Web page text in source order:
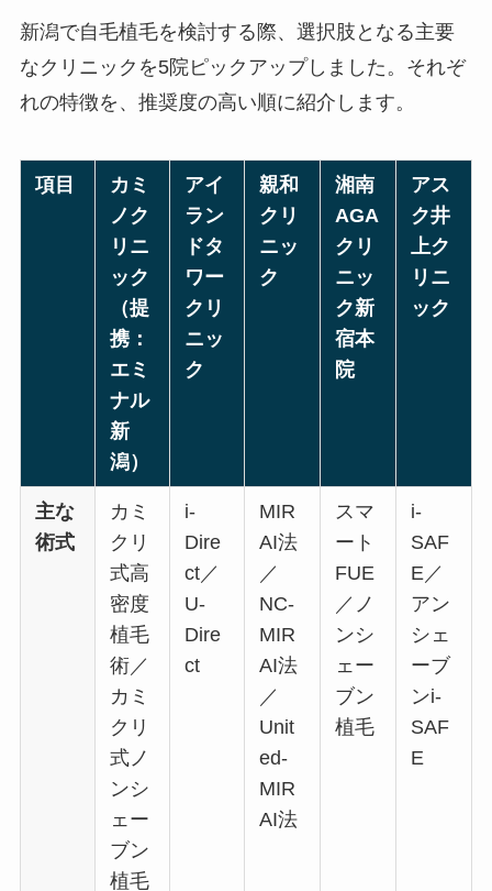
新潟で自毛植毛を検討する際、選択肢となる主要
なクリニックを5院ピックアップしました。それぞ
れの特徴を、推奨度の高い順に紹介します。
項目
カミ
ノク
リニ
ック
（提
携：
エミ
ナル
新
潟）
アイ
ラン
ドタ
ワー
クリ
ニッ
ク
親和
クリ
ニッ
ク
湘南
AGA
クリ
ニッ
ク新
宿本
院
アス
ク井
上ク
リニ
ック
主な
術式
カミ
クリ
式高
密度
植毛
術／
カミ
クリ
式ノ
ンシ
ェー
ブン
植毛
i-
Dire
ct／
U-
Dire
ct
MIR
AI法
／
NC-
MIR
AI法
／
Unit
ed-
MIR
AI法
スマ
ート
FUE
／ノ
ンシ
ェー
ブン
植毛
i-
SAF
E／
アン
シェ
ーブ
ンi-
SAF
E